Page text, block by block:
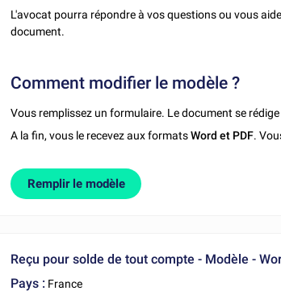
L'avocat pourra répondre à vos questions ou vous
document.
Comment modifier le modèle ?
Vous remplissez un formulaire. Le document se
A la fin, vous le recevez aux formatsWord et PDF.
Remplir le modèle
Reçu pour solde de tout compte - Modèle -
Pays : France